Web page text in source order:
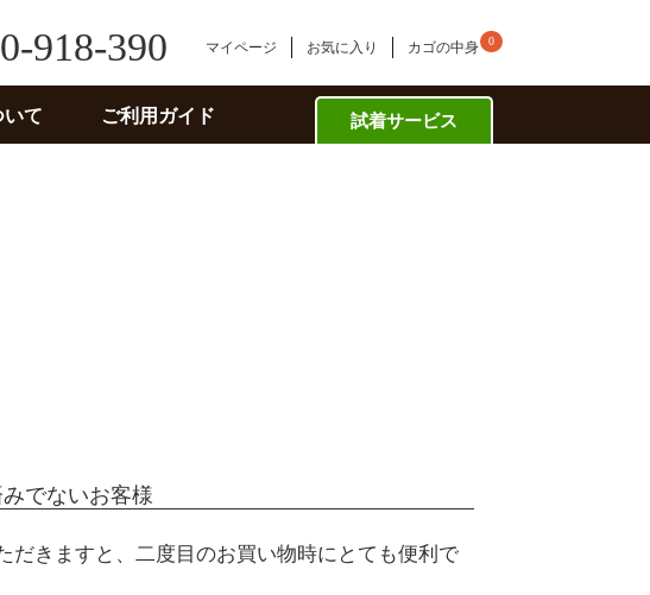
918-390 マイページ お気に入り カゴの中身 0
いて ご利用ガイド 試着サービス
でないお客様
だきますと、二度目のお買い物時にとても便利で